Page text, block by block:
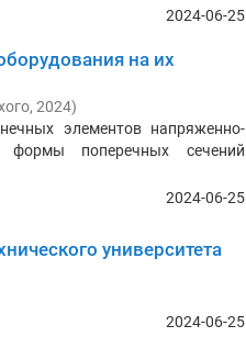
2024-06-25
на их
, 2024)
элементов напряженно-
формы поперечных сечений
2024-06-25
университета
2024-06-25